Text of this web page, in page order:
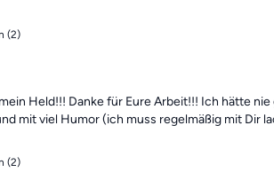
(2)
Held!!! Danke für Eure Arbeit!!! Ich hätte
mit viel Humor (ich muss regelmäßig mit Dir
(2)